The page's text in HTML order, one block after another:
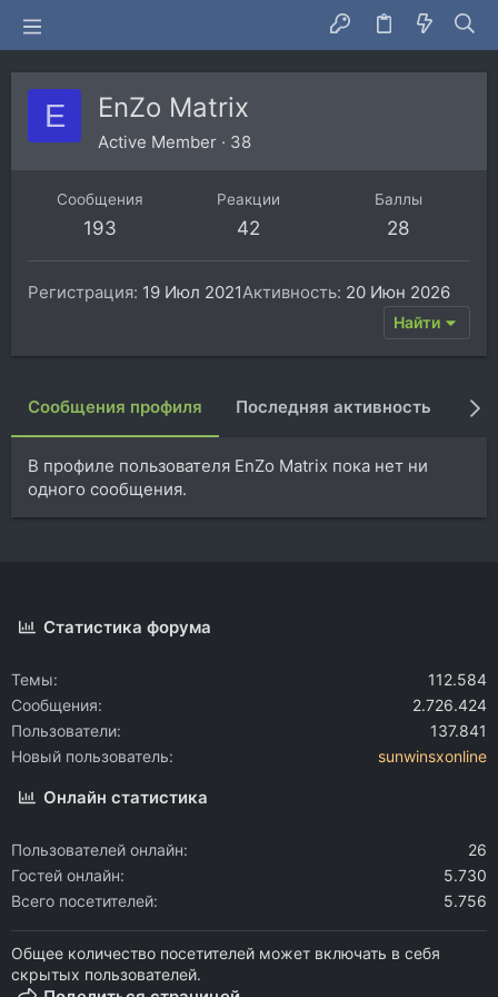
E EnZo Matrix
Active Member · 38
Сообщения
193
Реакции
42
Баллы
28
Регистрация 19 Июл 2021Активность 20 Июн 2026
Найти
Сообщения профиля Последняя активность
В профиле пользователя EnZo Matrix пока нет ни
одного сообщения.
Статистика форума
Темы
112.584
Сообщения
2.726.424
Пользователи
137.841
Новый пользователь
sunwinsxonline
Онлайн статистика
Пользователей онлайн
26
Гостей онлайн
5.730
Всего посетителей
5.756
Общее количество посетителей может включать в себя
скрытых пользователей.